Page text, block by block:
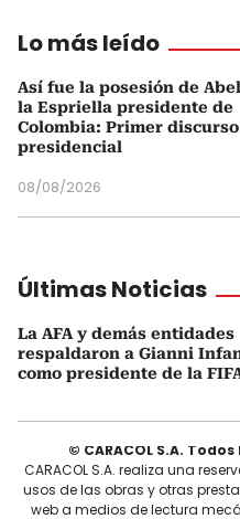
Lo más leído
Así fue la posesión de
la Espriella presidente de
Colombia: Primer discurso
presidencial
08/08/2026
Últimas Noticias
La AFA y demás entidades
respaldaron a Gianni
como presidente de la
© CARACOL S.A.
CARACOL S.A. realiza una
usos de las obras y otras
web a medios de lectura